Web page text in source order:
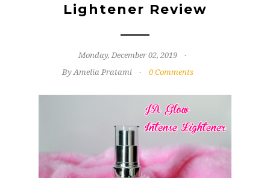
Lightener Review
Monday, December 02, 2019
By Amelia Pratami
0 Comments